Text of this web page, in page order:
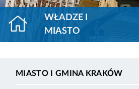
WŁADZE I
MIASTO
MIASTO I GMINA KRAKÓW